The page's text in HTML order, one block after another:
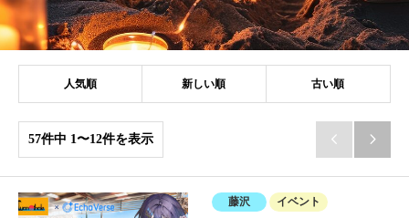
人気順 新しい順 古い順
57件中 1〜12件を表示  
藤沢 イベント